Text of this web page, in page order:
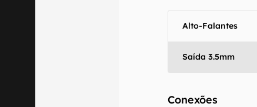
Alto-Falantes
Saída 3.5mm
Conexões